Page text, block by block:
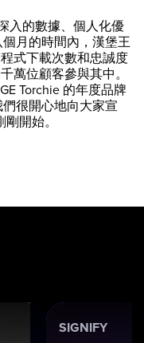
入的數據、個人化優
月的時間內，漢堡王
式下載次數和忠誠度
萬位顧客參與其中。
Torchie 的年度品牌
很開心地向大家宣
開始。
SIGNIFY